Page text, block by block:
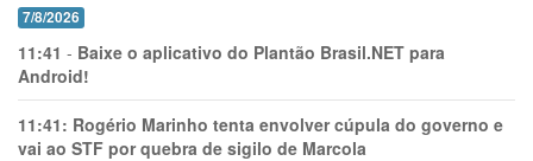
7/8/2026
11:41 - Baixe o aplicativo do Plantão Brasil.NET para
Android!
11:41: Rogério Marinho tenta envolver cúpula do governo e
vai ao STF por quebra de sigilo de Marcola